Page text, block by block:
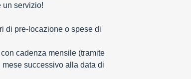
un servizio!
di pre-locazione o spese di
cadenza mensile (tramite
successivo alla data di